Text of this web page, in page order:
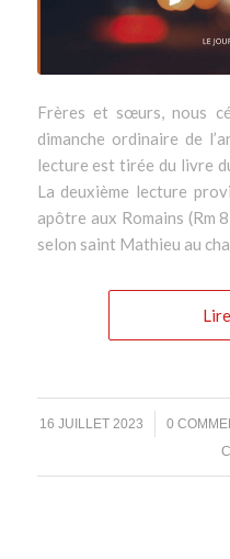
Frères et sœurs, nous
dimanche ordinaire de
lecture est tirée du livre
La deuxième lecture
apôtre aux Romains (Rm
selon saint Mathieu au
16 JUILLET 2023
/ 0 /